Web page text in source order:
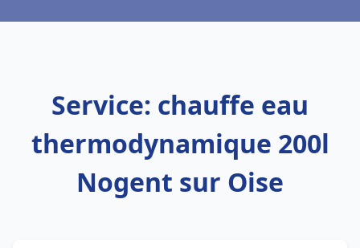
Service: chauffe eau
thermodynamique 200l
Nogent sur Oise